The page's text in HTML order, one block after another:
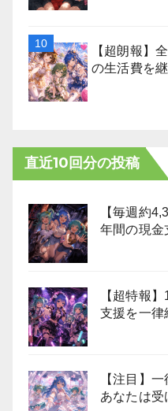
【超朗報】
の生活費を継
直近10回分の投稿
【毎週約
年間の現金
【超特報
支援を一律
【注目】
あなたは受